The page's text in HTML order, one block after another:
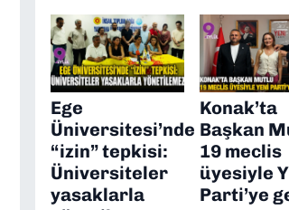
Ege
Üniversitesi’nde
“izin” tepkisi:
Üniversiteler
yasaklarla
Konak’ta
Başkan
19 meclis
üyesiyle
Parti’ye